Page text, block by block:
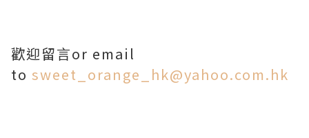
歡迎留言or email
to sweet_orange_hk@yahoo.com.hk